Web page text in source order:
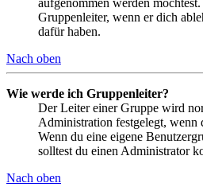
Gruppenleiter, wenn er dich
dafür haben.
Nach oben
Wie werde ich Gruppenleiter?
Der Leiter einer Gruppe wird
Administration festgelegt, wenn
Wenn du eine eigene
solltest du einen Administrator
Nach oben